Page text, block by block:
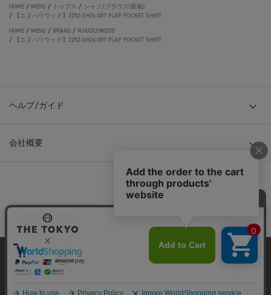
HOME / MENS / トップス / シャツ/ブラウス(長袖)
/
【エヌハリウッド】2252-SH26-007 FLAP POCKET SHIRT
HOME / MENS / BRAND / N.HOOLYWOOD
/
【エヌハリウッド】2252-SH26-007 FLAP POCKET SHIRT
ヘルプ/ガイド
会社概要
© TOKYO BASE CO., LTD
当サイトはクッキー(cookie)を使用します。クッキーはサイト内
の一部の機能および、サイトの使用状況の分析からマーケティ
ング活動に利用することを目的としています。
プライバシーポリシーはこちら